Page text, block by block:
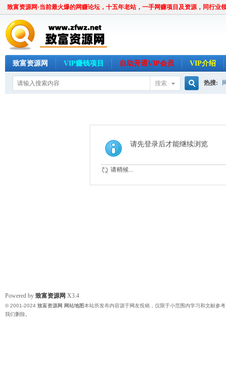
致富资源网·当前最火爆的网赚论坛，十五年老站，一手网赚项目及资源，同行业
致富资源网 VIP赚钱项目 自助开通VIP会员 VIP介绍
搜索
索
热搜:
请先登录后才能继续浏览
请稍候...
Powered by 致富资源网 X3.4
© 2001-2024 致富资源网 网站地图本站所发布内容源于网友投稿，仅限于小范围内学习和文献参
我们删除。